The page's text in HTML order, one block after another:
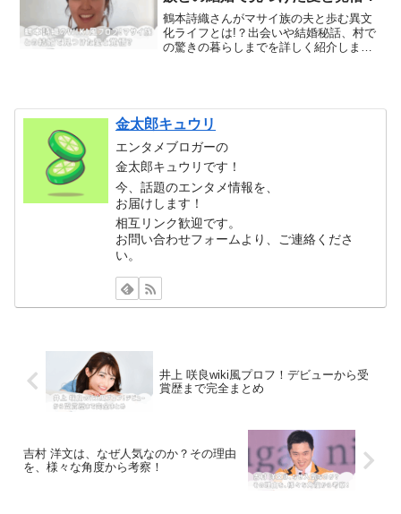
鶴本詩織さんがマサイ族の夫と歩む異文
化ライフとは!？出会いや結婚秘話、村で
の驚きの暮らしまでを詳しく紹介しま
金太郎キュウリ
エンタメブロガーの
金太郎キュウリです！
今、話題のエンタメ情報を、
お届けします！
相互リンク歓迎です。
お問い合わせフォームより、ご連絡くださ
い。
井上 咲良wiki風プロフ！デビューから受
賞歴まで完全まとめ
吉村 洋文は、なぜ人気なのか？その理由
を、様々な角度から考察！